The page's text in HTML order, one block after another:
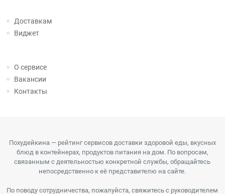
Доставкам
Виджет
О сервисе
Вакансии
Контакты
Похудейкина — рейтинг сервисов доставки здоровой еды, вкусных
блюд в контейнерах, продуктов питания на дом. По вопросам,
связанным с деятельностью конкретной службы, обращайтесь
непосредственно к её представителю на сайте.
По поводу сотрудничества, пожалуйста, свяжитесь с руководителем